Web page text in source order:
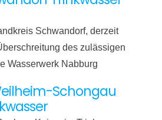
Schwandorf, derzeit
des zulässigen
Wasserwerk Nabburg
Schongau